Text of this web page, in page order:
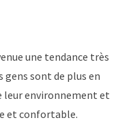
une tendance très
gens sont de plus en
leur environnement et
et confortable.